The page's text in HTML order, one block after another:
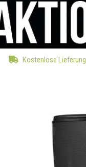
Kostenlose Lieferung